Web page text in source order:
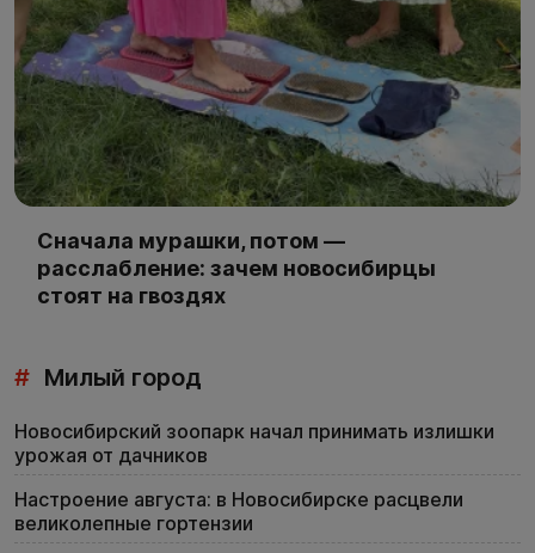
Сначала мурашки, потом —
расслабление: зачем новосибирцы
стоят на гвоздях
# Милый город
Новосибирский зоопарк начал принимать излишки
урожая от дачников
Настроение августа: в Новосибирске расцвели
великолепные гортензии